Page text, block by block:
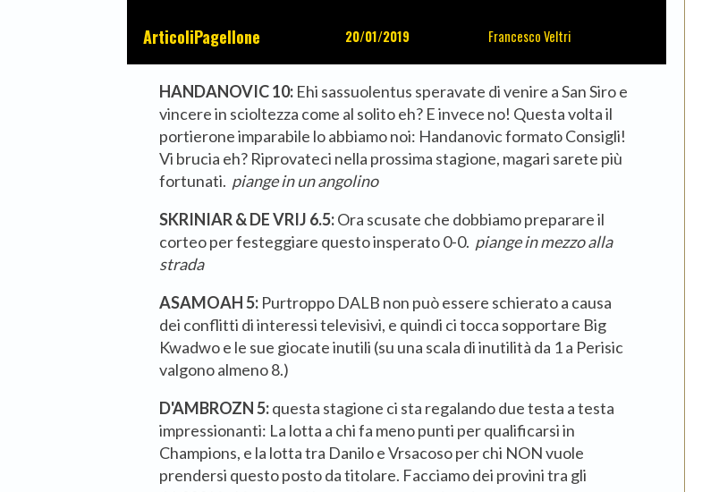
ArticoliPagellone 20/01/2019 Francesco Veltri
HANDANOVIC 10: Ehi sassuolentus speravate di venire a San Siro e
vincere in scioltezza come al solito eh? E invece no! Questa volta il
portierone imparabile lo abbiamo noi: Handanovic formato Consigli!
Vi brucia eh? Riprovateci nella prossima stagione, magari sarete più
fortunati. piange in un angolino
SKRINIAR & DE VRIJ 6.5:Ora scusate che dobbiamo preparare il
corteo per festeggiare questo insperato 0-0. piange in mezzo alla
strada
ASAMOAH 5: Purtroppo DALB non può essere schierato a causa
dei conflitti di interessi televisivi, e quindi ci tocca sopportare Big
Kwadwo e le sue giocate inutili (su una scala di inutilità da 1 a Perisic
valgono almeno 8.)
D'AMBROZN 5:questa stagione ci sta regalando due testa a testa
impressionanti: La lotta a chi fa meno punti per qualificarsi in
Champions, e la lotta tra Danilo e Vrsacoso per chi NON vuole
prendersi questo posto da titolare. Facciamo dei provini tra gli